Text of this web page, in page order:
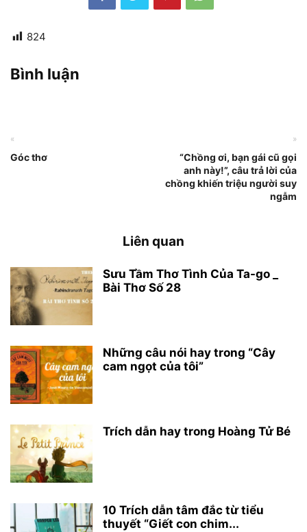
824
Bình luận
«
Góc thơ
»
“Chồng ơi, bạn gái cũ gọi
anh này!”, câu trả lời của
chồng khiến triệu người suy
ngẫm
Liên quan
Sưu Tầm Thơ Tình Của Ta-go _
Bài Thơ Số 28
Những câu nói hay trong “Cây
cam ngọt của tôi”
Trích dẫn hay trong Hoàng Tử Bé
10 Trích dẫn tâm đắc từ tiểu
thuyết “Giết con chim...